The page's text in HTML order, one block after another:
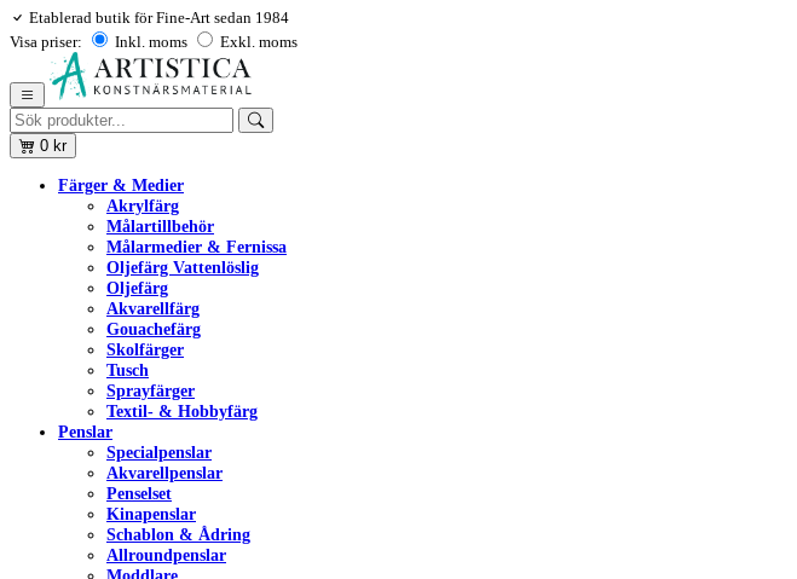
Etablerad butik för Fine-Art sedan 1984
Visa priser:
Inkl. moms Exkl. moms
0 kr
Färger & Medier
Akrylfärg
Målartillbehör
Målarmedier & Fernissa
Oljefärg Vattenlöslig
Oljefärg
Akvarellfärg
Gouachefärg
Skolfärger
Tusch
Sprayfärger
Textil- & Hobbyfärg
Penslar
Specialpenslar
Akvarellpenslar
Penselset
Kinapenslar
Schablon & Ådring
Allroundpenslar